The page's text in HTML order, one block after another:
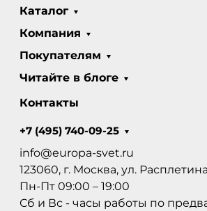
Каталог
Компания
Покупателям
Читайте в блоге
Контакты
+7 (495) 740-09-25
info@europa-svet.ru
123060, г. Москва, ул.
Пн-Пт 09:00 – 19:00
Сб и Вс - часы работы по